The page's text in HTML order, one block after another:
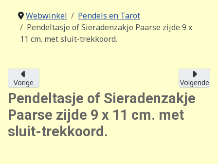
Webwinkel
Pendels en Tarot
Pendeltasje of Sieradenzakje Paarse zijde 9 x
11 cm. met sluit-trekkoord.
Vorige Volgende
Pendeltasje of Sieradenzakje
Paarse zijde 9 x 11 cm. met
sluit-trekkoord.